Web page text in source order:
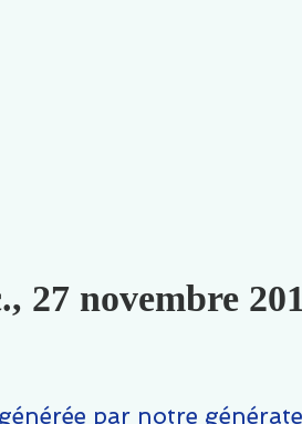
27 novembre
par notre